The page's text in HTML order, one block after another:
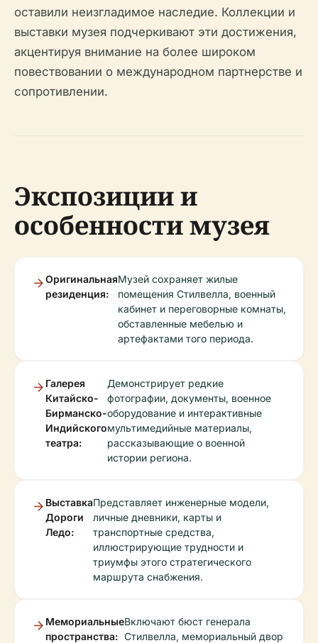
оставили неизгладимое наследие. Коллекции и
выставки музея подчеркивают эти достижения,
акцентируя внимание на более широком
повествовании о международном партнерстве и
сопротивлении.
Экспозиции и
особенности музея
Оригинальная
резиденция:
Музей сохраняет жилые
помещения Стилвелла, военный
кабинет и переговорные комнаты,
обставленные мебелью и
артефактами того периода.
Галерея
Китайско-
Бирманско-
Индийского
театра:
Демонстрирует редкие
фотографии, документы, военное
оборудование и интерактивные
мультимедийные материалы,
рассказывающие о военной
истории региона.
Выставка
Дороги
Ледо:
Представляет инженерные модели,
личные дневники, карты и
транспортные средства,
иллюстрирующие трудности и
триумфы этого стратегического
маршрута снабжения.
Мемориальные
пространства:
Включают бюст генерала
Стилвелла, мемориальный двор